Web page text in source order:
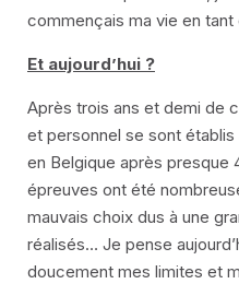
commençais ma vie en
Et aujourd’hui ?
Après trois ans et demi de
et personnel se sont
en Belgique après presque
épreuves ont été
mauvais choix dus à une
réalisés… Je pense
doucement mes limites et